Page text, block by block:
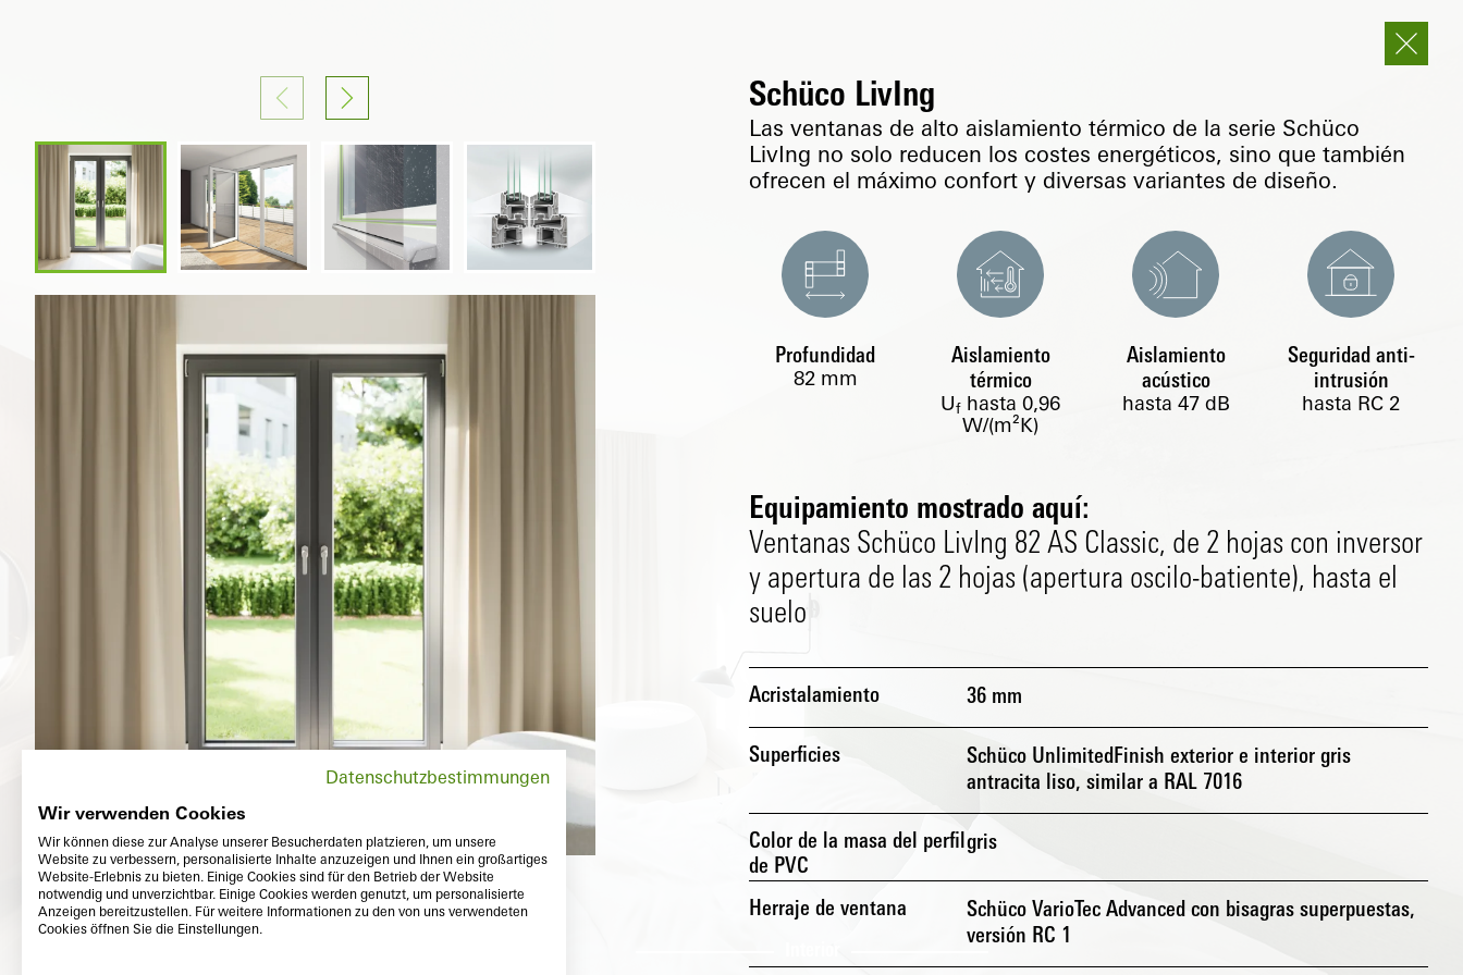
Schüco LivIng
Las ventanas de alto aislamiento térmico de la serie Schüco
LivIng no solo reducen los costes energéticos, sino que también
ofrecen el máximo confort y diversas variantes de diseño.
Profundidad
82mm
Aislamiento
térmico
Uf hasta 0,96
W/(m²K)
Aislamiento
acústico
hasta 47 dB
Seguridad anti-
intrusión
hasta RC 2
Equipamiento mostrado aquí:
Ventanas Schüco LivIng 82 AS Classic, de 2 hojas con inversor
y apertura de las 2 hojas (apertura oscilo-batiente), hasta el
suelo
Acristalamiento 36 mm
Superficies
Schüco UnlimitedFinish exterior e interior gris
antracita liso, similar a RAL 7016
Color de la masa del perfil
de PVC
gris
Herraje de ventana
Schüco VarioTec Advanced con bisagras superpuestas,
versión RC 1
Datenschutzbestimmungen
Wir verwenden Cookies
Wir können diese zur Analyse unserer Besucherdaten platzieren, um unsere
Website zu verbessern, personalisierte Inhalte anzuzeigen und Ihnen ein großartiges
Website-Erlebnis zu bieten. Einige Cookies sind für den Betrieb der Website
notwendig und unverzichtbar. Einige Cookies werden genutzt, um personalisierte
Anzeigen bereitzustellen. Für weitere Informationen zu den von uns verwendeten
Cookies öffnen Sie die Einstellungen.